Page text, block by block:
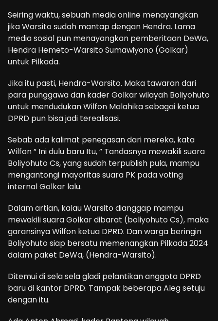
Seiring waktu, sebuah media online menayangkan
jika Warsito sudah mantap dengan Hendra. Lama
media sosial pun menayangkan pemberitaan DeWa,
Hendra Hemeto-Warsito Sumawiyono (Golkar)
untuk Pilkada.
Jika itu pasti, Hendra-Warsito. Maka tawaran dari
para punggawa dan kader Golkar wilayah Boliyohuto
untuk mendudukan Wilfon Malahika sebagai ketua
DPRD pun bisa jadi terealisasi.
Sebab ada kalimat penegasan dari mereka, kata
Wilfon ” Ini dulu baru Itu, ” Tandasnya mewakili suara
Boliyohuto Cs, yang sudah terpublish pula, mampu
mengantongi mayoritas suara PK pada voting
internal Golkar lalu.
Dalam artian, kalau Warsito dianggap mampu
mewakili suara Golkar dibarat (boliyohuto Cs), maka
garansinya Wilfon ketua DPRD. Dan warga beringin
Boliyohuto siap bersatu memenangkan Pilkada 2024
dalam paket DeWa, (Hendra-Warsito).
Ditemui di sela sela gladi pelantikan anggota DPRD
baru di kantor DPRD. Tampak beberapa Aleg setuju
dengan itu.